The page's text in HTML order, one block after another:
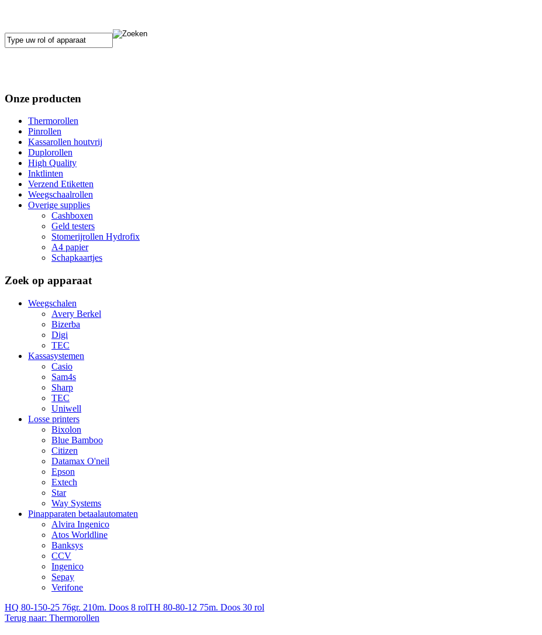
Onze producten
Thermorollen
Pinrollen
Kassarollen houtvrij
Duplorollen
High Quality
Inktlinten
Verzend Etiketten
Weegschaalrollen
Overige supplies
Cashboxen
Geld testers
Stomerijrollen Hydrofix
A4 papier
Schapkaartjes
Zoek op apparaat
Weegschalen
Avery Berkel
Bizerba
Digi
TEC
Kassasystemen
Casio
Sam4s
Sharp
TEC
Uniwell
Losse printers
Bixolon
Blue Bamboo
Citizen
Datamax O'neil
Epson
Extech
Star
Way Systems
Pinapparaten betaalautomaten
Alvira Ingenico
Atos Worldline
Banksys
CCV
Ingenico
Sepay
Verifone
HQ 80-150-25 76gr. 210m. Doos 8 rolTH 80-80-12 75m. Doos 30 rol
Terug naar: Thermorollen